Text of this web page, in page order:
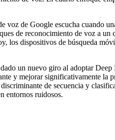
voz de Google escucha cuando
de reconocimiento de voz a
los dispositivos de búsqueda
un nuevo giro al adoptar
y mejorar significativamente
de secuencia y
entornos ruidosos.